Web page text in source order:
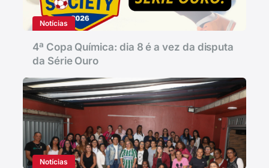
Notícias
4ª Copa Química: dia 8 é a vez da disputa
da Série Ouro
Notícias